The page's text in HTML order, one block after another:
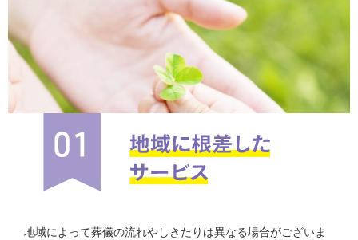
地域によって葬儀の流れやしきたりは異なる場合がございま